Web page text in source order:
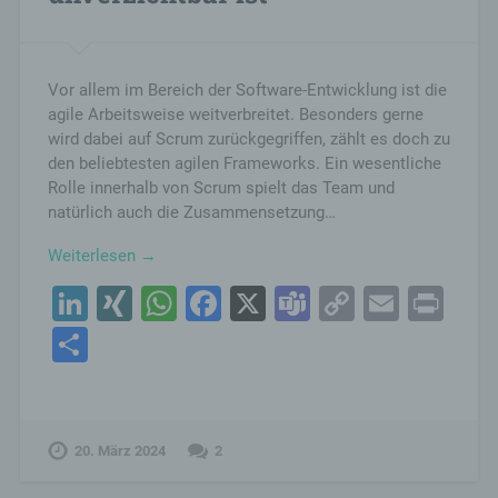
Vor allem im Bereich der Software-Entwicklung ist die
agile Arbeitsweise weitverbreitet. Besonders gerne
wird dabei auf Scrum zurückgegriffen, zählt es doch zu
den beliebtesten agilen Frameworks. Ein wesentliche
Rolle innerhalb von Scrum spielt das Team und
natürlich auch die Zusammensetzung…
Weiterlesen →
LinkedIn
XINGWhatsApp
Facebook
X Teams
CopyEmail
20. März 2024 2
Verantwortlicher im Sinne der Datenschutz-
Grundverordnung, sonstiger in den Mitgliedstaaten
der Europäischen Union geltenden
Datenschutzgesetze und anderer Bestimmungen
mit datenschutzrechtlichem Charakter ist die:
Finkenschlag 44
D
03338459733
E-Mail: frank@wendorf.net
genannte Cookies, LocalStorage und
SessionStorage. Dies dient dazu, unser Angebot